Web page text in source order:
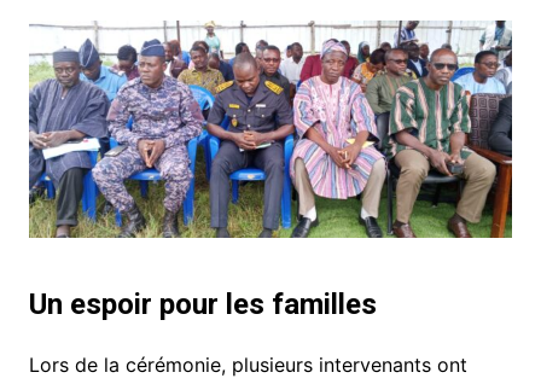
Un espoir pour les familles
Lors de la cérémonie, plusieurs intervenants ont